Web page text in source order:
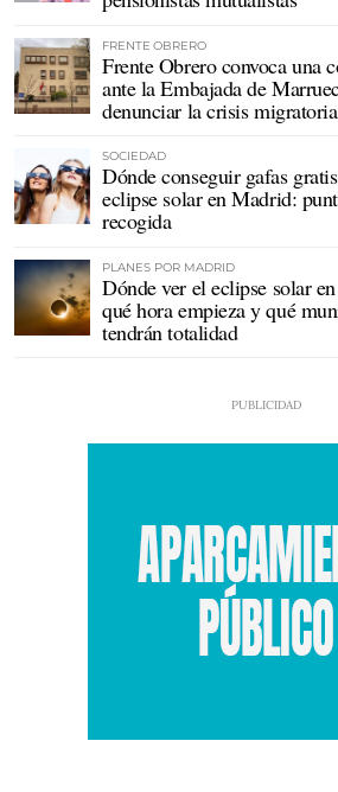
FRENTE OBRERO
Frente Obrero convoca una
ante la Embajada de
denunciar la crisis
SOCIEDAD
Dónde conseguir gafas
eclipse solar en Madrid:
recogida
PLANES POR MADRID
Dónde ver el eclipse solar
qué hora empieza y qué
tendrán totalidad